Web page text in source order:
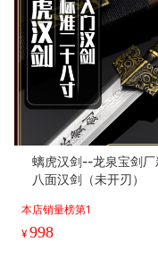
螭虎汉剑--龙泉宝剑厂
八面汉剑（未开刃）
本店销量榜第1
¥998